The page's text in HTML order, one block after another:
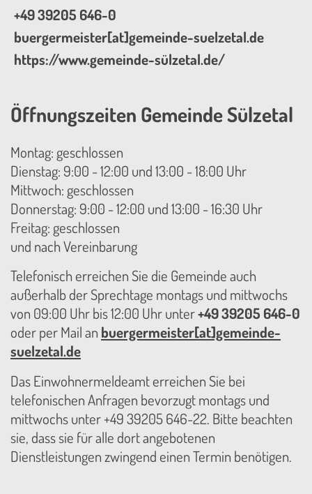
+49 39205 646-0
buergermeister[at]gemeinde-suelzetal.de
https://www.gemeinde-sülzetal.de/
Öffnungszeiten Gemeinde Sülzetal
Montag: geschlossen
Dienstag: 9:00 - 12:00 und 13:00 - 18:00 Uhr
Mittwoch: geschlossen
Donnerstag: 9:00 - 12:00 und 13:00 - 16:30 Uhr
Freitag: geschlossen
und nach Vereinbarung
Telefonisch erreichen Sie die Gemeinde auch
außerhalb der Sprechtage montags und mittwochs
von 09:00 Uhr bis 12:00 Uhr unter+49 39205 646-0
oder per Mail an buergermeister[at]gemeinde-
suelzetal.de
Das Einwohnermeldeamt erreichen Sie bei
telefonischen Anfragen bevorzugt montags und
mittwochs unter +49 39205 646-22. Bitte beachten
sie, dass sie für alle dort angebotenen
Dienstleistungen zwingend einen Termin benötigen.